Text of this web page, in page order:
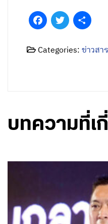
FacebookTwitter
Categories:ข่าวส
บทความที่เ